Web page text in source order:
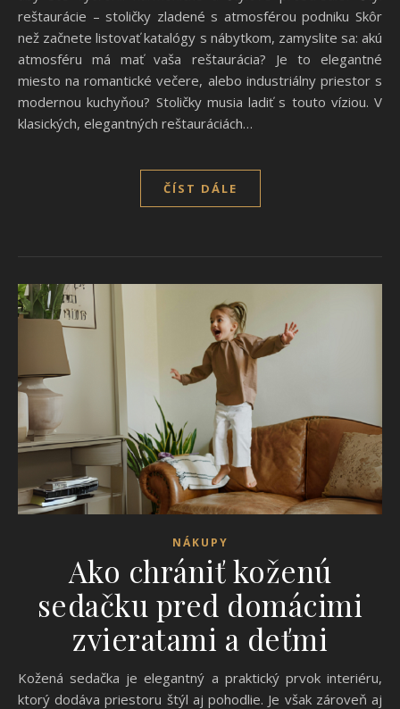
reštaurácie – stoličky zladené s atmosférou podniku Skôr
než začnete listovať katalógy s nábytkom, zamyslite sa: akú
atmosféru má mať vaša reštaurácia? Je to elegantné
miesto na romantické večere, alebo industriálny priestor s
modernou kuchyňou? Stoličky musia ladiť s touto víziou. V
klasických, elegantných reštauráciách…
ČÍST DÁLE
NÁKUPY
Ako chrániť koženú
sedačku pred domácimi
zvieratami a deťmi
Kožená sedačka je elegantný a praktický prvok interiéru,
ktorý dodáva priestoru štýl aj pohodlie. Je však zároveň aj